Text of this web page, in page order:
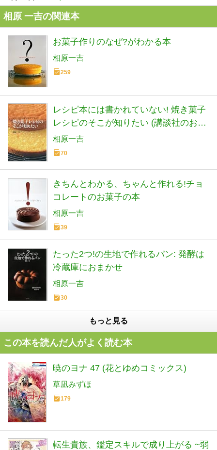
相原 一吉の関連本
お菓子作りのなぜ?がわかる本
相原一吉
259
レシピ本には書かれていない! 焼き菓子
レシピのそこが知りたい (講談社のお料
理BOOK)
相原一吉
70
きちんとわかる、ちゃんと作れる!チョ
コレートのお菓子の本
相原一吉
39
たった2つ!の生地で作れるパン: 発酵は
冷蔵庫におまかせ
相原一吉
30
もっと見る
この本を読んだ人がよく読む本
暁のヨナ 47 (花とゆめコミックス)
草凪みずほ
179
転生貴族、鑑定スキルで成り上がる ~弱